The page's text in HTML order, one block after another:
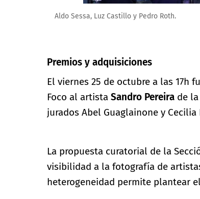
Aldo Sessa, Luz Castillo y Pedro Roth.
Premios y adquisiciones
El viernes 25 de octubre a las 17h
Foco al artista Sandro Pereira de
jurados Abel Guaglainone y Cecilia
La propuesta curatorial de la
visibilidad a la fotografía de
heterogeneidad permite plantear